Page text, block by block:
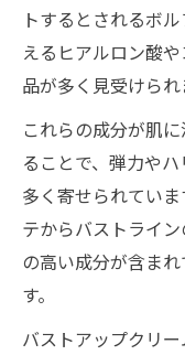
バストア
めポイン
40代にも
の特徴
ドラッグ
ムのコツ
市販バストア
析
分を解説
トするとされるボ
えるヒアルロン酸
品が多く見受けられ
これらの成分が肌
ることで、弾力や
多く寄せられてい
テからバストライ
の高い成分が含ま
す。
バストアップクリ